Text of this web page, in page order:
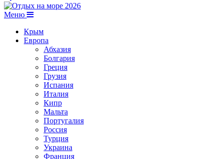
Меню
Крым
Европа
Абхазия
Болгария
Греция
Грузия
Испания
Италия
Кипр
Мальта
Португалия
Россия
Турция
Украина
Франция